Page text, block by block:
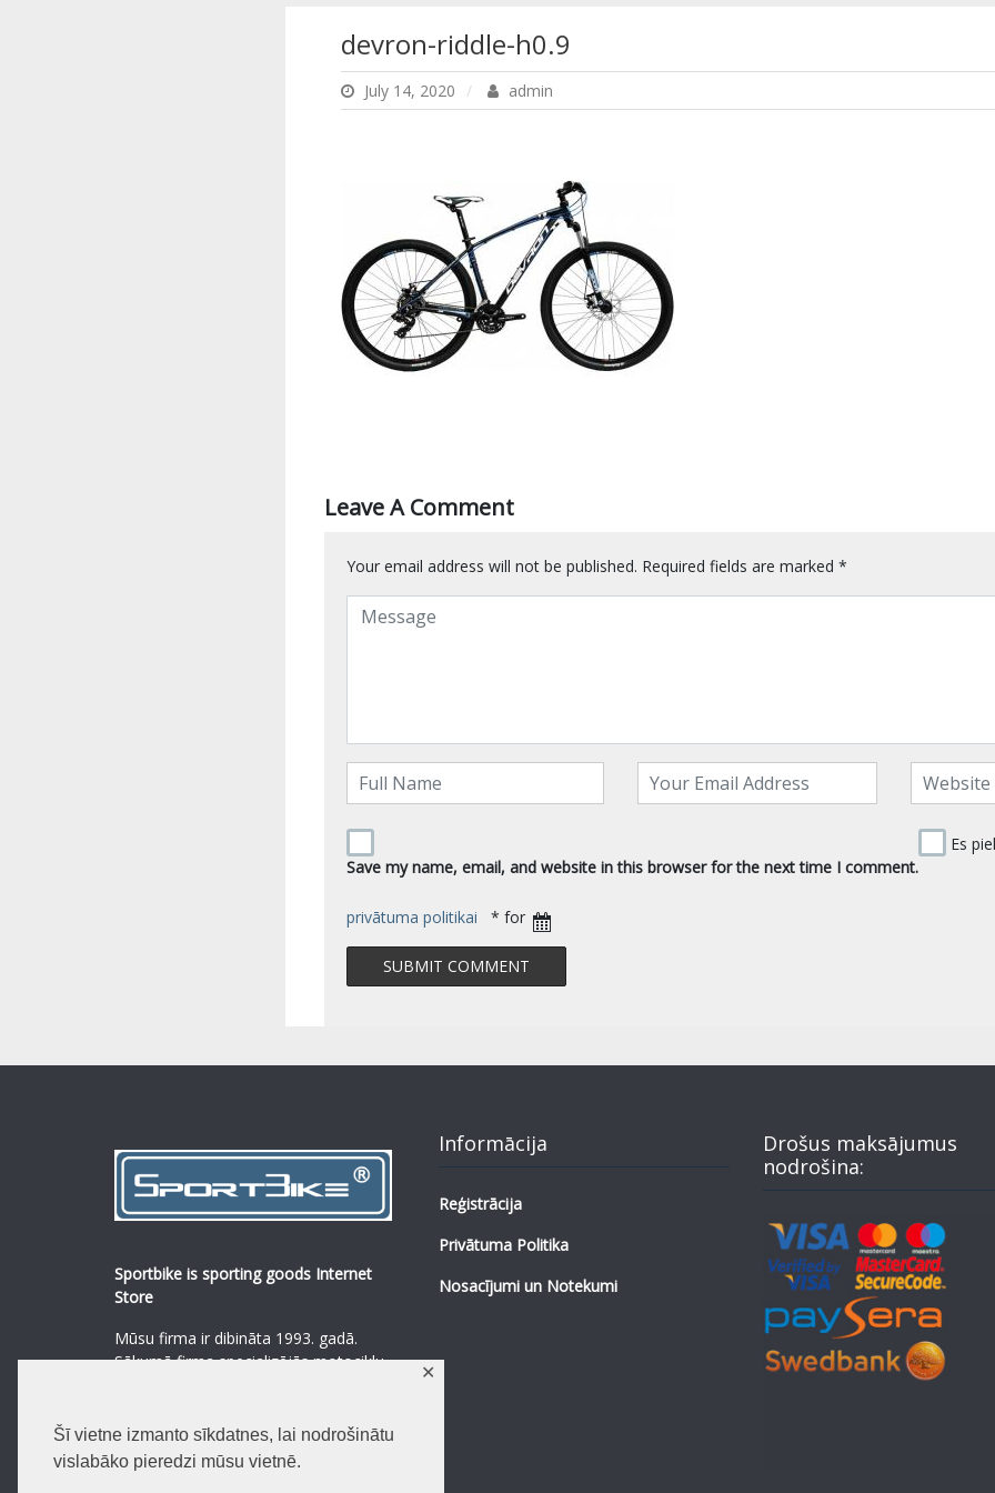
Šī vietne izmanto sīkdatnes, lai nodrošinātu
vislabāko pieredzi mūsu vietnē.
✕
devron-riddle-h0.9
July 14, 2020 admin
Leave A Comment
Your email address will not be published. Required fields are marked *
Save my name, email, and website in this browser for the next time I comment.
Es
privātuma politikai * for
Sportbike is sporting goods Internet
Store
Mūsu firma ir dibināta 1993. gadā.
Sākumā firma specializējās motociklu,
Lasīt vairāk
Informācija
Reģistrācija
Privātuma Politika
Nosacījumi un Notekumi
Drošus maksājumus
nodrošina:
0